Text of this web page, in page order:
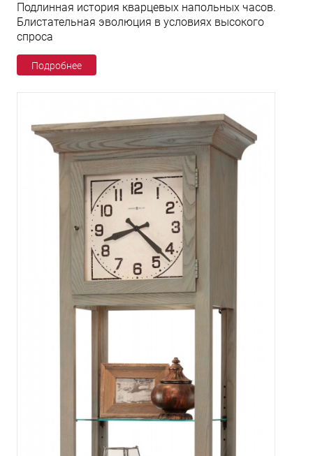
Подлинная история кварцевых напольных часов.
Блистательная эволюция в условиях высокого
спроса
Подробнее